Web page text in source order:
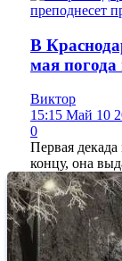
В
мая
Виктор
15:15 Май 10
0
Первая
концу, она